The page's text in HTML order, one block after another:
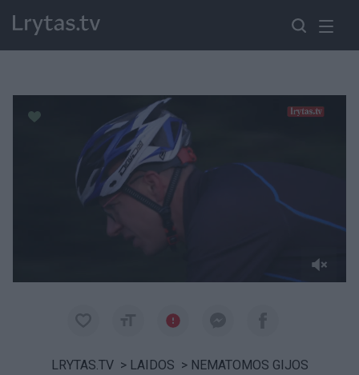
Paremkite Ukrainą
LRYTAS.TV > LAIDOS > NEMATOMOS GIJOS